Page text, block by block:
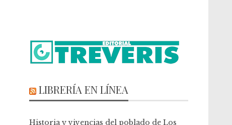
LIBRERÍA EN LÍNEA
Historia y vivencias del poblado de Los